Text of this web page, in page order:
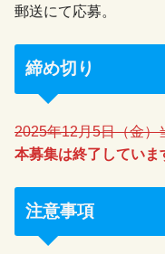
郵送にて応募。
締め切り
2025年12月5日（金）
本募集は終了していま
注意事項